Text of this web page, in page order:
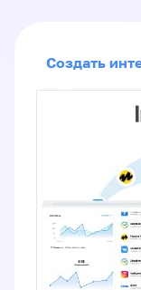
Создать